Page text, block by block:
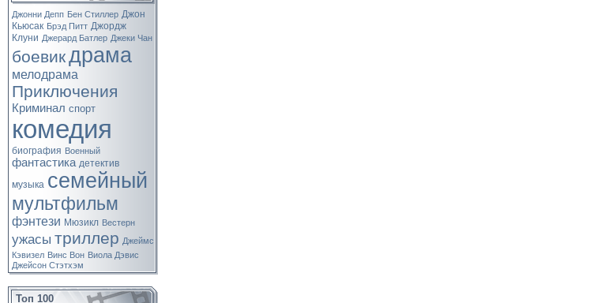
Джонни Депп Бен Стиллер Джон
Кьюсак Брэд Питт Джордж
Клуни Джерард Батлер Джеки Чан
боевикдрама
мелодрама
Приключения
Криминал спорт
комедия
биография Военный
фантастика детектив
музыка семейный
мультфильм
фэнтези Мюзикл Вестерн
ужасы триллер Джеймс
Кэвизел Винс Вон Виола Дэвис
Джейсон Стэтхэм
Топ 100